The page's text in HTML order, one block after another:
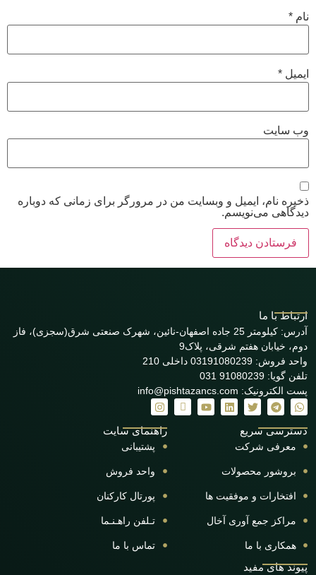
نام *
ایمیل *
وب‌ سایت
ذخیره نام، ایمیل و وبسایت من در مرورگر برای زمانی که دوباره
دیدگاهی می‌نویسم.
ارتباط با ما
آدرس: کیلومتر 25 جاده اصفهان-نائین، شهرک صنعتی شرق(سجزی)، فاز
دوم، خیابان هفتم شرقی، پلاک9
واحد فروش: 03191080239 داخلی 210
تلفن گویا: 91080239 031
پست الکترونیک: info@pishtazancs.com
دسترسی سریع
معرفی شرکت
بروشور محصولات
افتخارات و موفقیت ها
مراکز جمع آوری آخال
همکاری با ما
راهنمای سایت
پشتیبانی
واحد فروش
پورتال کارکنان
تـلفن راهـنـما
تماس با ما
پیوند های مفید